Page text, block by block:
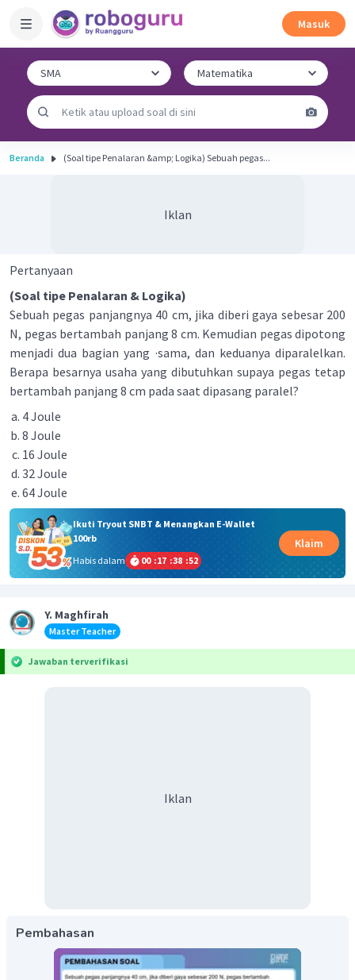
Masuk
Beranda (Soal tipe Penalaran &amp; Logika) Sebuah pegas...
Iklan
Pertanyaan
(Soal tipe Penalaran & Logika)
Sebuah pegas panjangnya 40 cm, jika diberi gaya sebesar 200
N, pegas bertambah panjang 8 cm. Kemudian pegas dipotong
menjadi dua bagian yang ·sama, dan keduanya diparalelkan.
Berapa besarnya usaha yang dibutuhkan supaya pegas tetap
bertambah panjang 8 cm pada saat dipasang paralel?
4 Joule
8 Joule
16 Joule
32 Joule
64 Joule
Ikuti Tryout SNBT & Menangkan E-Wallet
100rb
Habis dalam
00 :17 :38 :52
Klaim
Y. Maghfirah
Master Teacher
Jawaban terverifikasi
Iklan
Pembahasan